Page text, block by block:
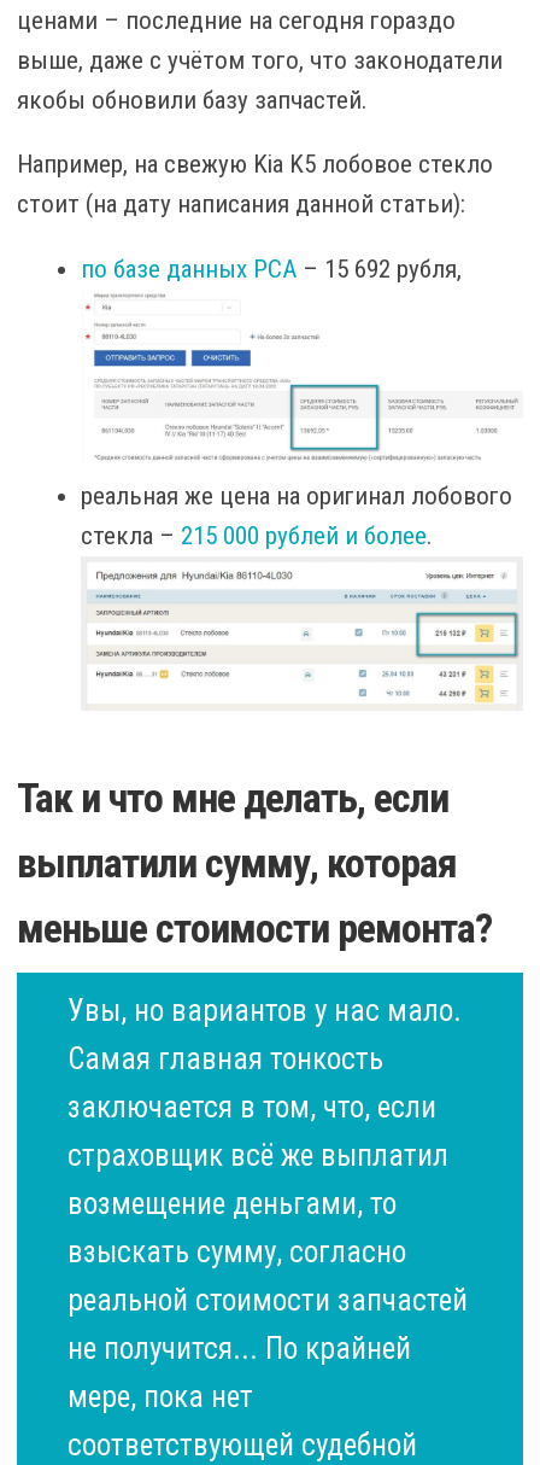
ценами – последние на сегодня гораздо
выше, даже с учётом того, что законодатели
якобы обновили базу запчастей.
Например, на свежую Kia K5 лобовое стекло
стоит (на дату написания данной статьи):
по базе данных РСА– 15 692 рубля,
реальная же цена на оригинал лобового
стекла – 215 000 рублей и более.
Так и что мне делать, если
выплатили сумму, которая
меньше стоимости ремонта?
Увы, но вариантов у нас мало.
Самая главная тонкость
заключается в том, что, если
страховщик всё же выплатил
возмещение деньгами, то
взыскать сумму, согласно
реальной стоимости запчастей
не получится... По крайней
мере, пока нет
соответствующей судебной